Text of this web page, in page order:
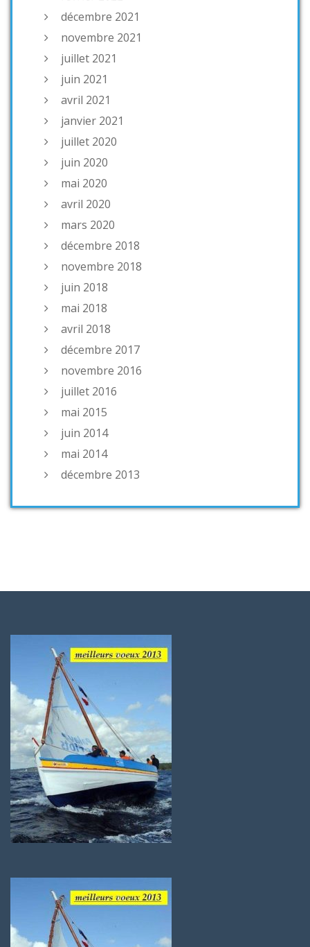
décembre 2021
novembre 2021
juillet 2021
juin 2021
avril 2021
janvier 2021
juillet 2020
juin 2020
mai 2020
avril 2020
mars 2020
décembre 2018
novembre 2018
juin 2018
mai 2018
avril 2018
décembre 2017
novembre 2016
juillet 2016
mai 2015
juin 2014
mai 2014
décembre 2013